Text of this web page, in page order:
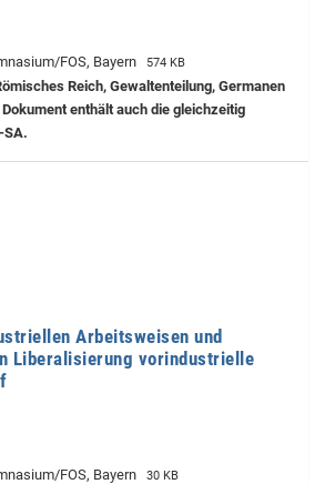
FOS, Bayern 574 KB
Reich, Gewaltenteilung, Germanen
enthält auch die gleichzeitig
SA.
Arbeitsweisen und
Liberalisierung vorindustrielle
FOS, Bayern 30 KB